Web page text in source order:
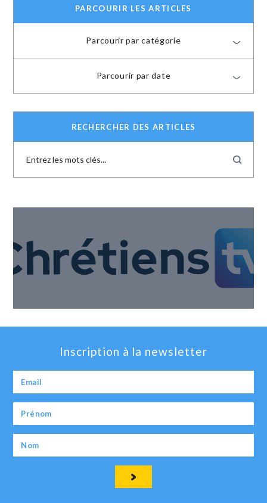
PARCOURIR LES ARTICLES
Parcourir par catégorie
Parcourir par date
RECHERCHER DES ARTICLES
Inscription à la newsletter